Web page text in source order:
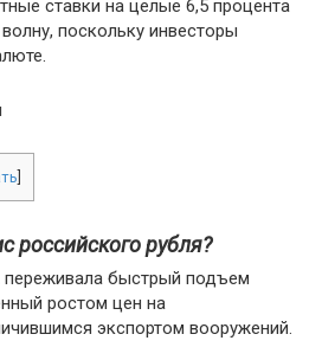
ставки на целые 6,5 процента
поскольку инвесторы
российского рубля?
переживала быстрый подъем
ростом цен на
экспортом вооружений.